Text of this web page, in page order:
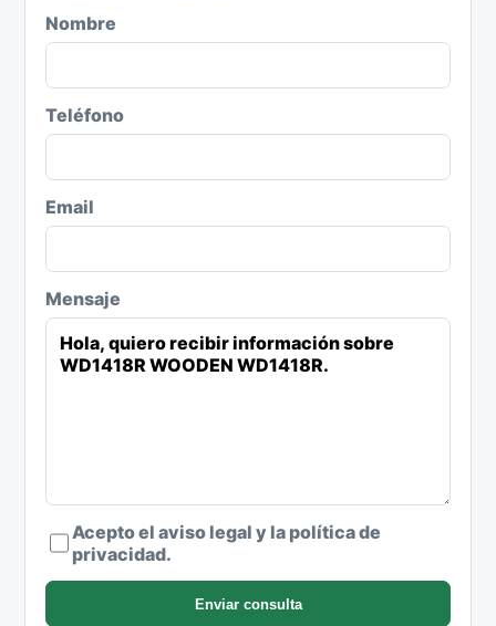
Nombre
Teléfono
Email
Mensaje
Acepto el aviso legal y la política de
privacidad.
Enviar consulta